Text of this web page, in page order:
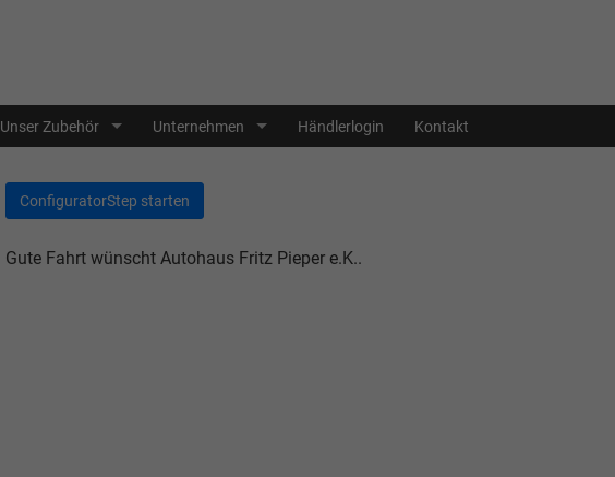
Unser Zubehör Unternehmen Händlerlogin Kontakt
ConfiguratorStep starten
Gute Fahrt wünscht Autohaus Fritz Pieper e.K..